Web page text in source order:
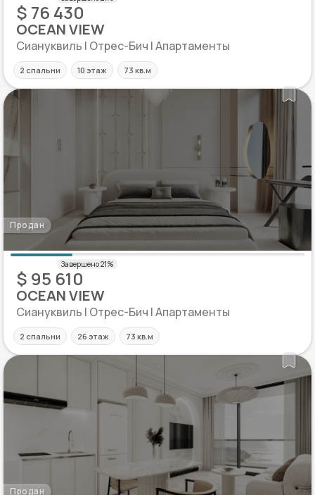
$ 76 430
OCEAN VIEW
Сиануквиль | Отрес-Бич | Апартаменты
2 спальни 10 этаж 73 кв.м
Продан
$ 95 610
OCEAN VIEW
Сиануквиль | Отрес-Бич | Апартаменты
2 спальни 26 этаж 73 кв.м
Продан